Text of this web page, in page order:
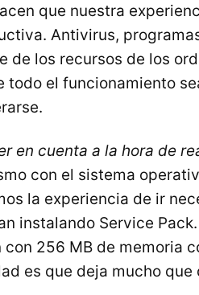
que nuestra
Antivirus,
de los recursos de los
todo el funcionamiento
en cuenta a la hora de
con el sistema
la experiencia de ir
instalando Service
256 MB de memoria
es que deja mucho que